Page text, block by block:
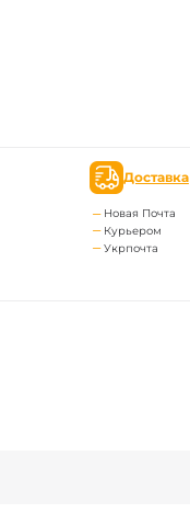
Доставка
Новая Почта
Курьером
Укрпочта